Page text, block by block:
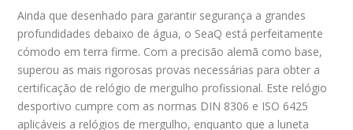
Ainda que desenhado para garantir segurança a grandes
profundidades debaixo de água, o SeaQ está perfeitamente
cómodo em terra firme. Com a precisão alemã como base,
superou as mais rigorosas provas necessárias para obter a
certificação de relógio de mergulho profissional. Este relógio
desportivo cumpre com as normas DIN 8306 e ISO 6425
aplicáveis a relógios de mergulho, enquanto que a luneta